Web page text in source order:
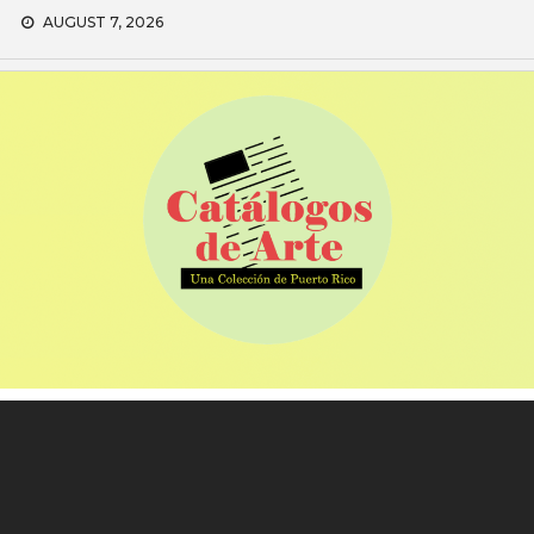
Skip
content
AUGUST 7, 2026